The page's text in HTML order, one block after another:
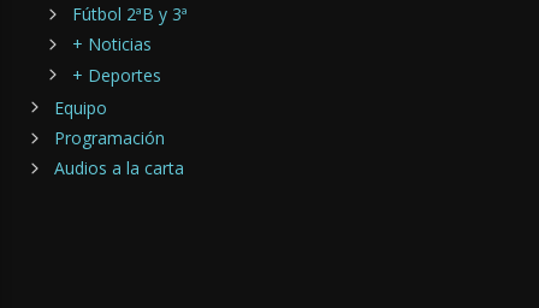
Fútbol 2ªB y 3ª
+ Noticias
+ Deportes
Equipo
Programación
Audios a la carta